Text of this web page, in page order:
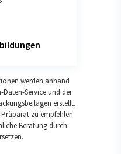
werden anhand
Daten-Service und der
erstellt.
zu empfehlen
Beratung durch